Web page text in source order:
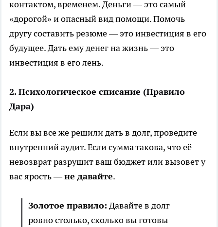
контактом, временем. Деньги — это самый
«дорогой» и опасный вид помощи. Помочь
другу составить резюме — это инвестиция в его
будущее. Дать ему денег на жизнь — это
инвестиция в его лень.
2. Психологическое списание (Правило
Дара)
Если вы все же решили дать в долг, проведите
внутренний аудит. Если сумма такова, что её
невозврат разрушит ваш бюджет или вызовет у
вас ярость —не давайте.
Золотое правило: Давайте в долг
ровно столько, сколько вы готовы